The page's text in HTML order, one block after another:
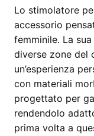
forma
a
dito,
colore
rosa
quantità
Lo stimolatore
accessorio
femminile. La
diverse zone del
un’esperienza
con materiali
progettato per
rendendolo
prima volta a